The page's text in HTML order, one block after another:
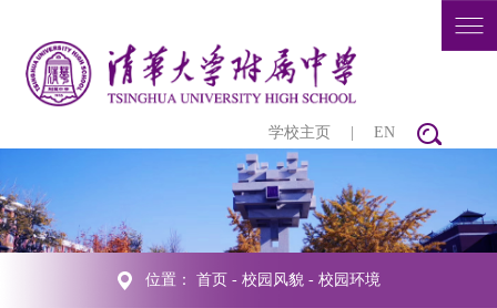
学校主页 EN
位置： 首页- 校园风貌 - 校园环境